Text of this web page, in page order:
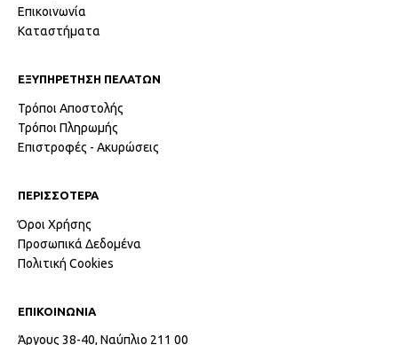
Επικοινωνία
Καταστήματα
ΕΞΥΠΗΡΕΤΗΣΗ ΠΕΛΑΤΩΝ
Τρόποι Αποστολής
Τρόποι Πληρωμής
Επιστροφές - Ακυρώσεις
ΠΕΡΙΣΣΟΤΕΡΑ
Όροι Χρήσης
Προσωπικά Δεδομένα
Πολιτική Cookies
ΕΠΙΚΟΙΝΩΝΙΑ
Άργους 38-40, Ναύπλιο 211 00